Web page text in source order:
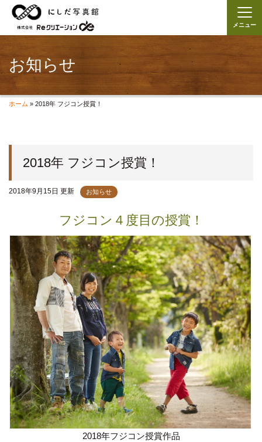
メニュー
お知らせ
ホーム » 2018年 フジコン授賞！
2018年 フジコン授賞！
2018年9月15日 更新 お知らせ
フジコン４度目の授賞！
2018年フジコン授賞作品